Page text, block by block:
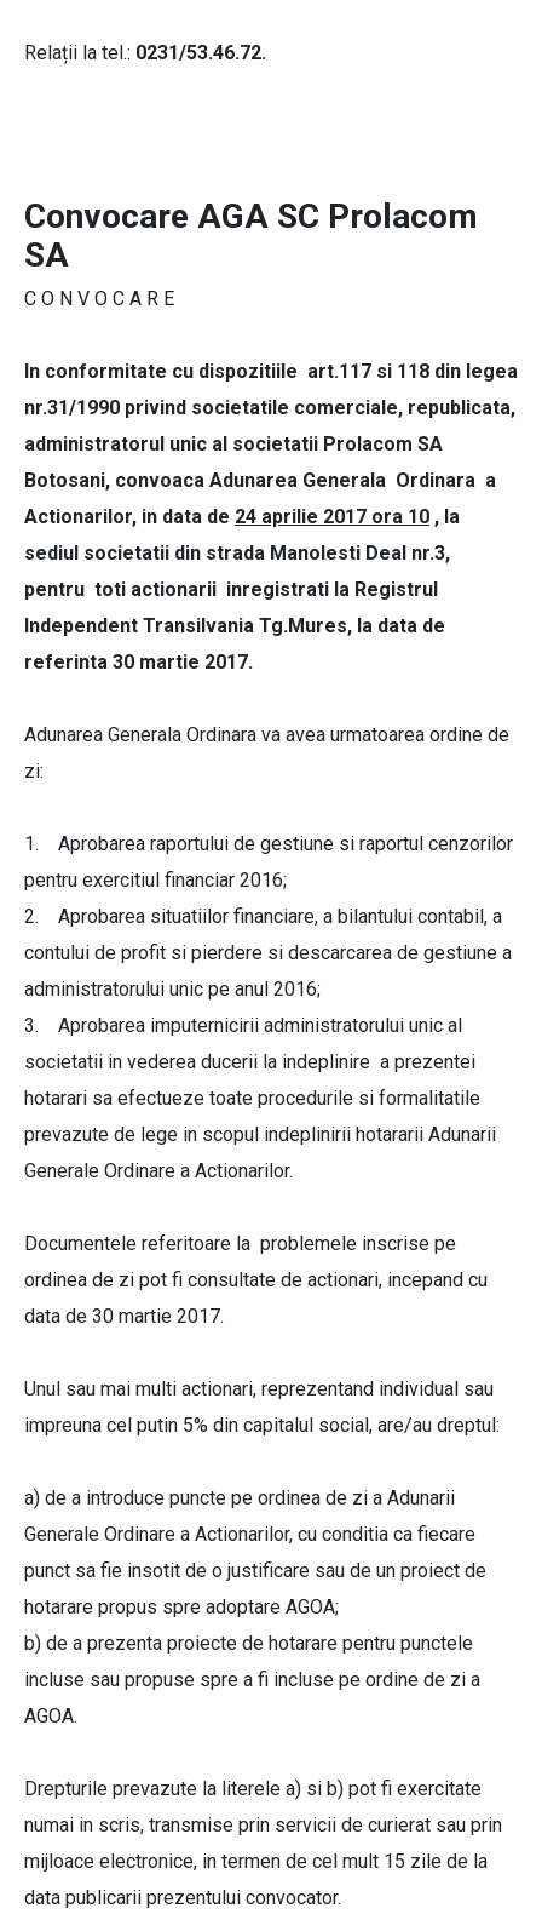
Relații la tel.: 0231/53.46.72.
Convocare AGA SC Prolacom
SA
C O N V O C A R E
In conformitate cu dispozitiile art.117 si 118 din legea
nr.31/1990 privind societatile comerciale, republicata,
administratorul unic al societatii Prolacom SA
Botosani, convoaca Adunarea Generala Ordinara a
Actionarilor, in data de 24 aprilie 2017 ora 10 , la
sediul societatii din strada Manolesti Deal nr.3,
pentru toti actionarii inregistrati la Registrul
Independent Transilvania Tg.Mures, la data de
referinta 30 martie 2017.
Adunarea Generala Ordinara va avea urmatoarea ordine de
zi:
1. Aprobarea raportului de gestiune si raportul cenzorilor
pentru exercitiul financiar 2016;
2. Aprobarea situatiilor financiare, a bilantului contabil, a
contului de profit si pierdere si descarcarea de gestiune a
administratorului unic pe anul 2016;
3. Aprobarea imputernicirii administratorului unic al
societatii in vederea ducerii la indeplinire a prezentei
hotarari sa efectueze toate procedurile si formalitatile
prevazute de lege in scopul indeplinirii hotararii Adunarii
Generale Ordinare a Actionarilor.
Documentele referitoare la problemele inscrise pe
ordinea de zi pot fi consultate de actionari, incepand cu
data de 30 martie 2017.
Unul sau mai multi actionari, reprezentand individual sau
impreuna cel putin 5% din capitalul social, are/au dreptul:
a) de a introduce puncte pe ordinea de zi a Adunarii
Generale Ordinare a Actionarilor, cu conditia ca fiecare
punct sa fie insotit de o justificare sau de un proiect de
hotarare propus spre adoptare AGOA;
b) de a prezenta proiecte de hotarare pentru punctele
incluse sau propuse spre a fi incluse pe ordine de zi a
AGOA.
Drepturile prevazute la literele a) si b) pot fi exercitate
numai in scris, transmise prin servicii de curierat sau prin
mijloace electronice, in termen de cel mult 15 zile de la
data publicarii prezentului convocator.